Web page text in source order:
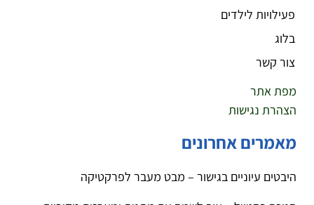
פעילויות לילדים
בלוג
צור קשר
מפת אתר
הצהרת נגישות
מאמרים אחרונים
היבטים עיוניים בגישור – מבט מעבר לפרקטיקה